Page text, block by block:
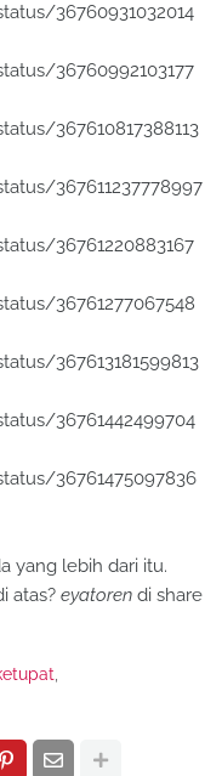
36760931032014
36760992103177
367610817388113
367611237778997
36761220883167
36761277067548
367613181599813
36761442499704
36761475097836
yang lebih dari itu.
atas? eyatoren di share